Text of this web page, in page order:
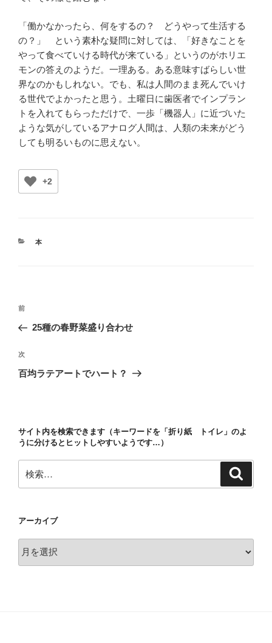
「働かなかったら、何をするの？ どうやって生活する
の？」 という素朴な疑問に対しては、「好きなことを
やって食べていける時代が来ている」というのがホリエ
モンの答えのようだ。一理ある。ある意味すばらしい世
界なのかもしれない。でも、私は人間のまま死んでいけ
る世代でよかったと思う。土曜日に歯医者でインプラン
トを入れてもらっただけで、一歩「機器人」に近づいた
ような気がしているアナログ人間は、人類の未来がどう
しても明るいものに思えない。
+2
カ
本
投
ナ
ビ
ゲ
ン
前
の
稿
前
25種の春野菜盛り合わせ
次
の
次
百均ラテアートでハート？
サイト内を検索できます（キーワードを「折り紙 トイレ」のよ
うに分けるとヒットしやすいようです…）
索:
アーカイブ
ー